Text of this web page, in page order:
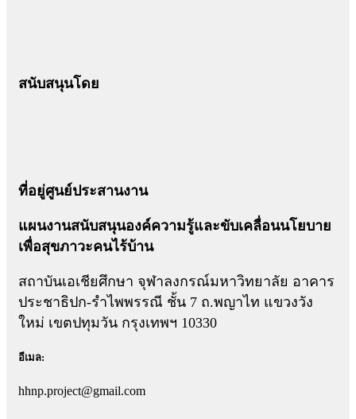
สนับสนุนโดย
ที่อยู่ศูนย์ประสานงาน
แผนงานสนับสนุนองค์ความรู้และขับเคลื่อนนโยบาย
เพื่อสุขภาวะคนไร้บ้าน
สถาบันเอเชียศึกษา จุฬาลงกรณ์มหาวิทยาลัย อาคาร
ประชาธิปก-รำไพพรรณี ชั้น 7 ถ.พญาไท แขวงวัง
ใหม่ เขตปทุมวัน กรุงเทพฯ 10330
อีเมล:
hhnp.project@gmail.com